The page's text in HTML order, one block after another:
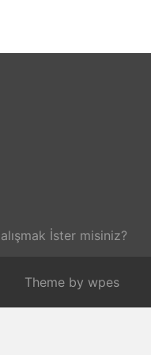
İster misiniz?
Theme by wpes